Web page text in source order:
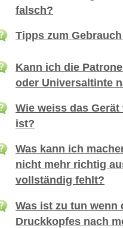
falsch?
Tipps zum
Kann ich die
oder Universaltinte
Wie weiss das
ist?
Was kann ich
nicht mehr richtig
vollständig fehlt?
Was ist zu tun wenn
Druckkopfes nach